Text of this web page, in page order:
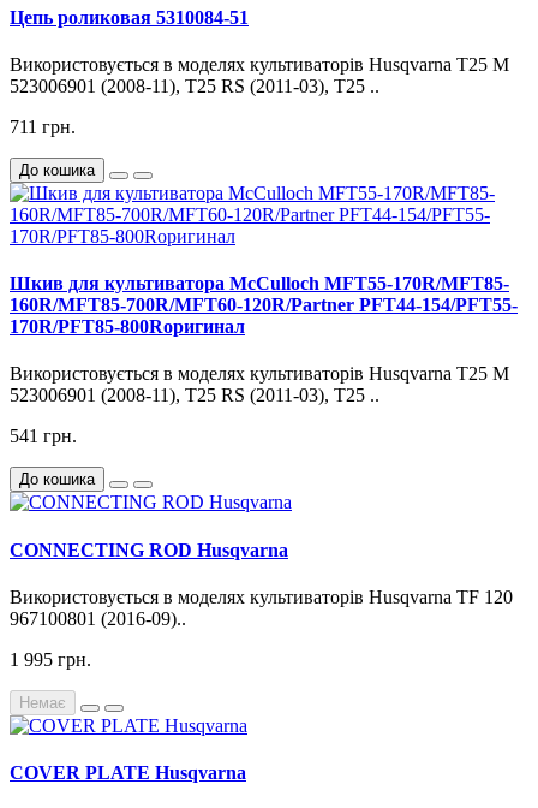
Цепь роликовая 5310084-51
Використовується в моделях культиваторів Husqvarna T25 M
523006901 (2008-11), T25 RS (2011-03), T25 ..
711 грн.
До кошика
Шкив для культиватора McCulloch MFT55-170R/MFT85-
160R/MFT85-700R/MFT60-120R/Partner PFT44-154/PFT55-
170R/PFT85-800Rоригинал
Використовується в моделях культиваторів Husqvarna T25 M
523006901 (2008-11), T25 RS (2011-03), T25 ..
541 грн.
До кошика
CONNECTING ROD Husqvarna
Використовується в моделях культиваторів Husqvarna TF 120
967100801 (2016-09)..
1 995 грн.
Немає
COVER PLATE Husqvarna